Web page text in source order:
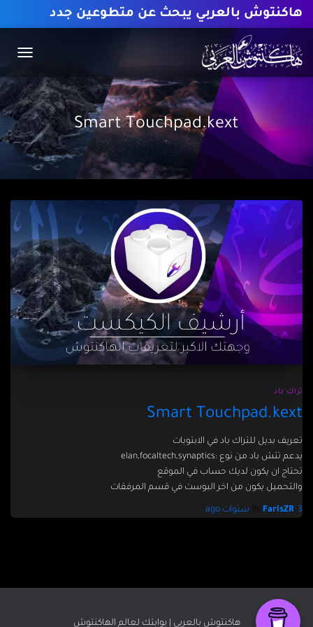
هاكنتوش بالعربي يبحث عن متطوعين جدد
Smart Touchpad.kext
تراك باد
Smart Touchpad.kext
تعريف بديل للتراك باد في الابتوبات
يدعم تتش باد من نوع :elan,focaltech,synaptics
تحتاج ان يكون لديك حساب في الموقع
والتحميل يكون من اخر البوست في قسم المرفقات
FarisZR, 3 سنوات
هاكنتوش بالعربي | بوابتك لعالم الهاكنتوش